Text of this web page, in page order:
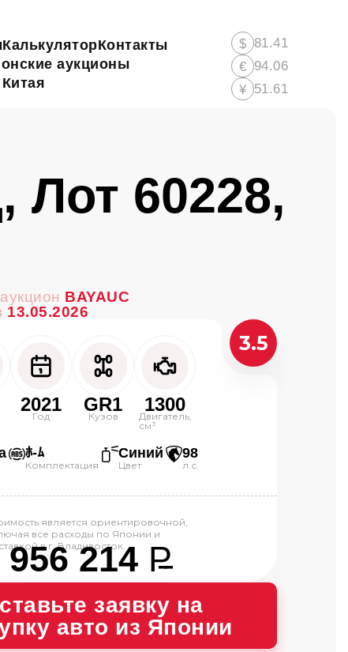
КалькуляторКонтакты
аукционы
$ 81.41
€ 94.06
¥ 51.61
Лот 60228,
аукцион BAYAUC
13.05.2026
3.5
2021
Год
GR1
Кузов
1300
Двигатель,
см³
ﾎ-ﾑ
Комплектация
Синий
Цвет
98
л.с.
является ориентировочной,
все расходы по Японии и
в г. Владивосток.
956 214 P
--
заявку на
авто из Японии